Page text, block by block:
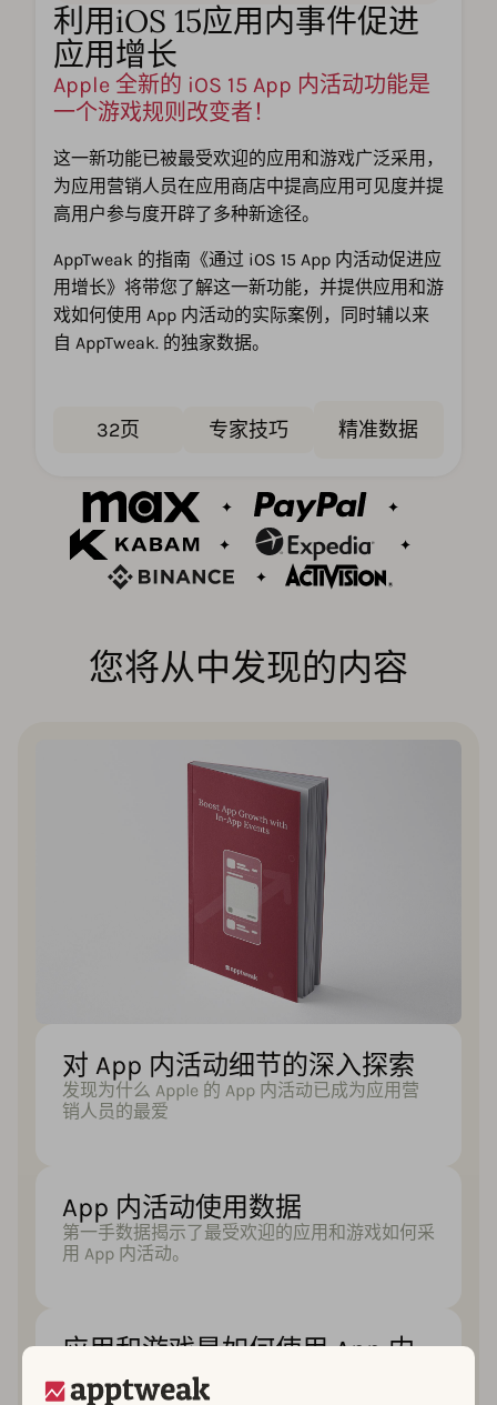
利用iOS 15应用内事件促进
应用增长
Apple 全新的 iOS 15 App 内活动功能是
一个游戏规则改变者！
这一新功能已被最受欢迎的应用和游戏广泛采用，
为应用营销人员在应用商店中提高应用可见度并提
高用户参与度开辟了多种新途径。
AppTweak 的指南《通过 iOS 15 App 内活动促进应
用增长》将带您了解这一新功能，并提供应用和游
戏如何使用 App 内活动的实际案例，同时辅以来
自 AppTweak. 的独家数据。
32页 专家技巧 精准数据
您将从中发现的内容
对 App 内活动细节的深入探索
发现为什么 Apple 的 App 内活动已成为应用营
销人员的最爱
App 内活动使用数据
第一手数据揭示了最受欢迎的应用和游戏如何采
用 App 内活动。
应用和游戏是如何使用 App 内
活动的？